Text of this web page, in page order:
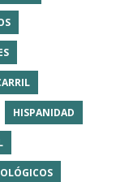
HISPANIDAD